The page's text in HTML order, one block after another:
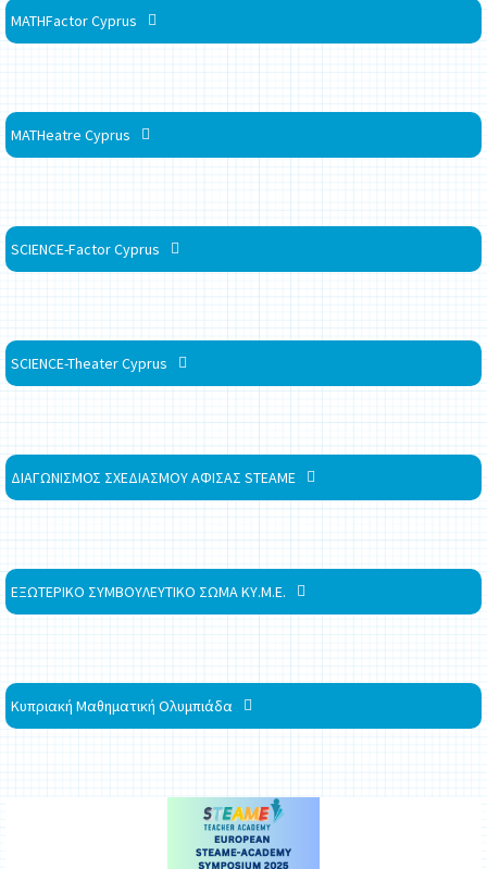
MATHFactor Cyprus
MATHeatre Cyprus
SCIENCE-Factor Cyprus
SCIENCE-Theater Cyprus
ΔΙΑΓΩΝΙΣΜΟΣ ΣΧΕΔΙΑΣΜΟΥ ΑΦΙΣΑΣ STEAME
ΕΞΩΤΕΡΙΚΟ ΣΥΜΒΟΥΛΕΥΤΙΚΟ ΣΩΜΑ ΚΥ.Μ.Ε.
Κυπριακή Μαθηματική Ολυμπιάδα